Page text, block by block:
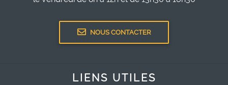
NOUS CONTACTER
LIENS UTILES